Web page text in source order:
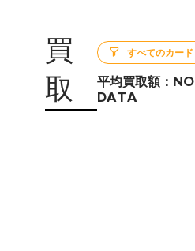
買
取
すべてのカード
平均買取額： NO
DATA